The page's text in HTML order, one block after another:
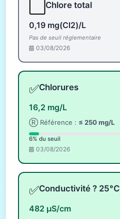
Chlore total
0,19 mg(Cl2)/L
Pas de seuil réglementaire
03/08/2026
✅Chlorures
16,2 mg/L
Ⓡ Référence : ≤ 250 mg/L
6% du seuil
03/08/2026
✅Conductivité ? 25°C
482 µS/cm